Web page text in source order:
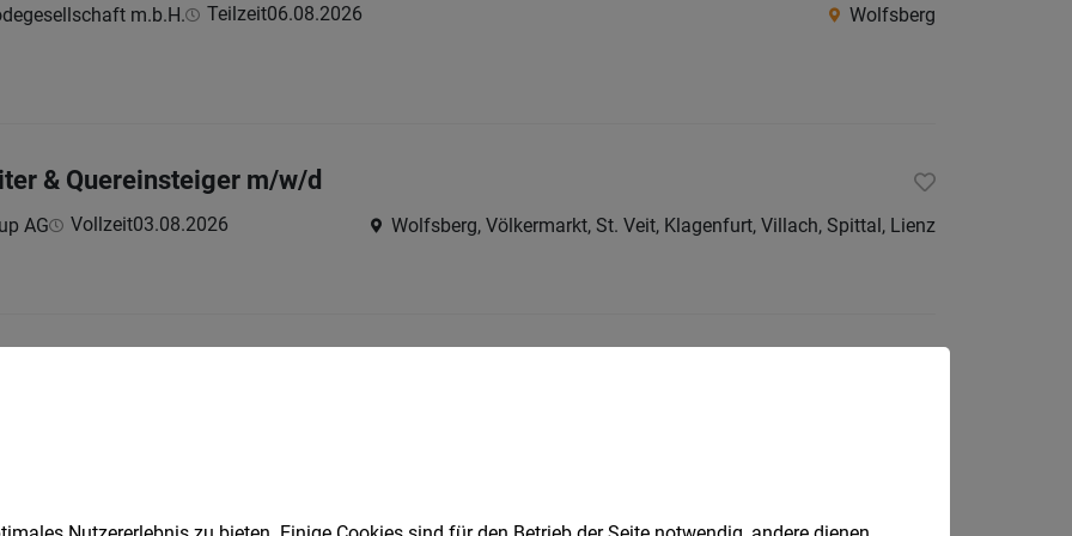
m.b.H. Teilzeit06.08.2026 Wolfsberg
& Quereinsteiger m/w/d
AG Vollzeit03.08.2026 Wolfsberg, Völkermarkt, St. Veit, Klagenfurt, Villach, Spittal, Lienz